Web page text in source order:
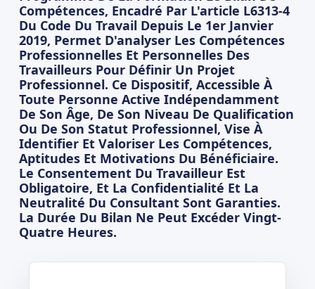
Compétences, Encadré Par L'article L6313-4
Du Code Du Travail Depuis Le 1er Janvier
2019, Permet D'analyser Les Compétences
Professionnelles Et Personnelles Des
Travailleurs Pour Définir Un Projet
Professionnel. Ce Dispositif, Accessible À
Toute Personne Active Indépendamment
De Son Âge, De Son Niveau De Qualification
Ou De Son Statut Professionnel, Vise À
Identifier Et Valoriser Les Compétences,
Aptitudes Et Motivations Du Bénéficiaire.
Le Consentement Du Travailleur Est
Obligatoire, Et La Confidentialité Et La
Neutralité Du Consultant Sont Garanties.
La Durée Du Bilan Ne Peut Excéder Vingt-
Quatre Heures.